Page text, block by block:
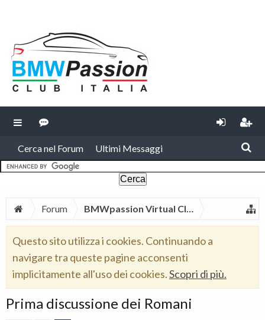
Cerca nel Forum Ultimi Messaggi
Forum BMWpassion Virtual Club Lazio
Questo sito utilizza i cookies. Continuando a
navigare tra queste pagine acconsenti
implicitamente all'uso dei cookies.Scopri di più.
Prima discussione dei Romani